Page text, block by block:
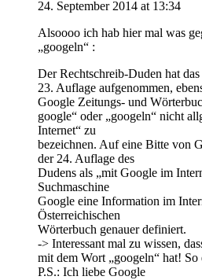
24. September 2014 at 13:34
Alsoooo ich hab hier mal was
„googeln“ :
Der Rechtschreib-Duden hat
23. Auflage aufgenommen,
Google Zeitungs- und
google“ oder „googeln“ nicht
Internet“ zu
bezeichnen. Auf eine Bitte von
der 24. Auflage des
Dudens als „mit Google im
Suchmaschine
Google eine Information im
Österreichischen
Wörterbuch genauer definiert.
-> Interessant mal zu wissen,
mit dem Wort „googeln“ hat!
P.S.: Ich liebe Google